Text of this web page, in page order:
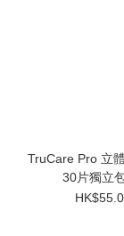
TruCare Pro 立
30片獨立